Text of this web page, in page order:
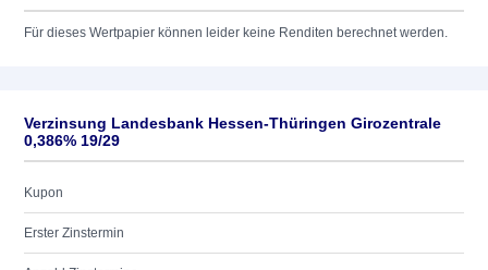
Für dieses Wertpapier können leider keine Renditen berechnet werden.
Verzinsung Landesbank Hessen-Thüringen Girozentrale
0,386% 19/29
Kupon
Erster Zinstermin